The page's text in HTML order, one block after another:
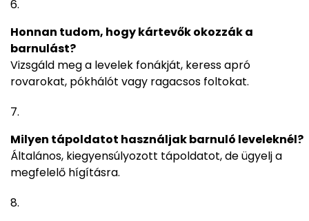
Honnan tudom, hogy kártevők okozzák a
barnulást?
Vizsgáld meg a levelek fonákját, keress apró
rovarokat, pókhálót vagy ragacsos foltokat.
Milyen tápoldatot használjak barnuló leveleknél?
Általános, kiegyensúlyozott tápoldatot, de ügyelj a
megfelelő hígításra.